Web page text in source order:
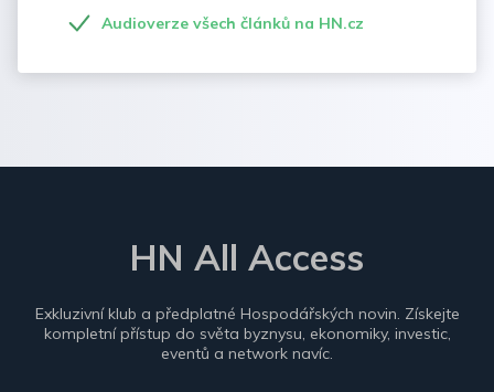
Audioverze všech článků na HN.cz
HN All Access
Exkluzivní klub a předplatné Hospodářských novin. Získejte
kompletní přístup do světa byznysu, ekonomiky, investic,
eventů a network navíc.